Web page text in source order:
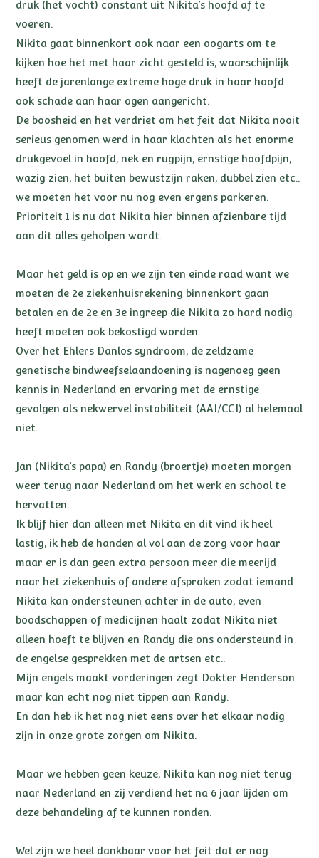
druk (het vocht) constant uit Nikita’s hoofd af te
voeren.
Nikita gaat binnenkort ook naar een oogarts om te
kijken hoe het met haar zicht gesteld is, waarschijnlijk
heeft de jarenlange extreme hoge druk in haar hoofd
ook schade aan haar ogen aangericht.
De boosheid en het verdriet om het feit dat Nikita nooit
serieus genomen werd in haar klachten als het enorme
drukgevoel in hoofd, nek en rugpijn, ernstige hoofdpijn,
wazig zien, het buiten bewustzijn raken, dubbel zien etc..
we moeten het voor nu nog even ergens parkeren.
Prioriteit 1 is nu dat Nikita hier binnen afzienbare tijd
aan dit alles geholpen wordt.
Maar het geld is op en we zijn ten einde raad want we
moeten de 2e ziekenhuisrekening binnenkort gaan
betalen en de 2e en 3e ingreep die Nikita zo hard nodig
heeft moeten ook bekostigd worden.
Over het Ehlers Danlos syndroom, de zeldzame
genetische bindweefselaandoening is nagenoeg geen
kennis in Nederland en ervaring met de ernstige
gevolgen als nekwervel instabiliteit (AAI/CCI) al helemaal
niet.
Jan (Nikita’s papa) en Randy (broertje) moeten morgen
weer terug naar Nederland om het werk en school te
hervatten.
Ik blijf hier dan alleen met Nikita en dit vind ik heel
lastig, ik heb de handen al vol aan de zorg voor haar
maar er is dan geen extra persoon meer die meerijd
naar het ziekenhuis of andere afspraken zodat iemand
Nikita kan ondersteunen achter in de auto, even
boodschappen of medicijnen haalt zodat Nikita niet
alleen hoeft te blijven en Randy die ons ondersteund in
de engelse gesprekken met de artsen etc..
Mijn engels maakt vorderingen zegt Dokter Henderson
maar kan echt nog niet tippen aan Randy.
En dan heb ik het nog niet eens over het elkaar nodig
zijn in onze grote zorgen om Nikita.
Maar we hebben geen keuze, Nikita kan nog niet terug
naar Nederland en zij verdiend het na 6 jaar lijden om
deze behandeling af te kunnen ronden.
Wel zijn we heel dankbaar voor het feit dat er nog